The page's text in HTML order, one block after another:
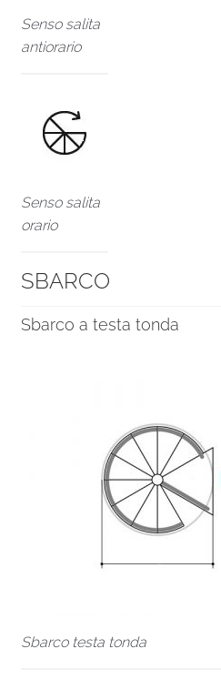
Senso salita
antiorario
Senso salita
orario
SBARCO
Sbarco a testa tonda
Sbarco testa tonda